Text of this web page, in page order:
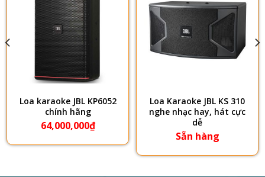
Loa karaoke JBL KP6052
chính hãng
64,000,000₫
Loa Karaoke JBL KS 310
nghe nhạc hay, hát cực
dễ
Sẵn hàng